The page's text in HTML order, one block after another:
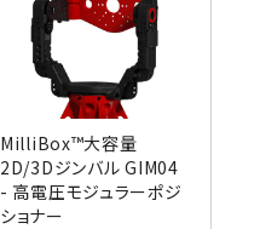
MilliBox™大容量
2D/3Dジンバル GIM04
- 高電圧モジュラーポジ
ショナー